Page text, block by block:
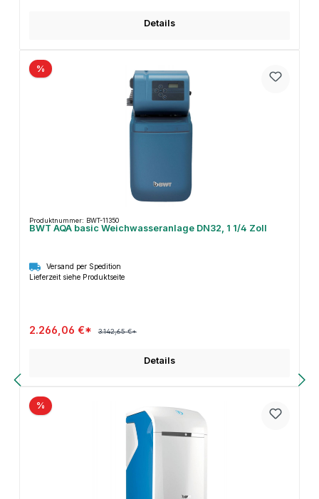
Details
%
Produktnummer: BWT-11350
BWT AQA basic Weichwasseranlage DN32, 1 1/4 Zoll
Versand per Spedition
Lieferzeit siehe Produktseite
2.266,06 €* 3.142,65 €*
Details
%